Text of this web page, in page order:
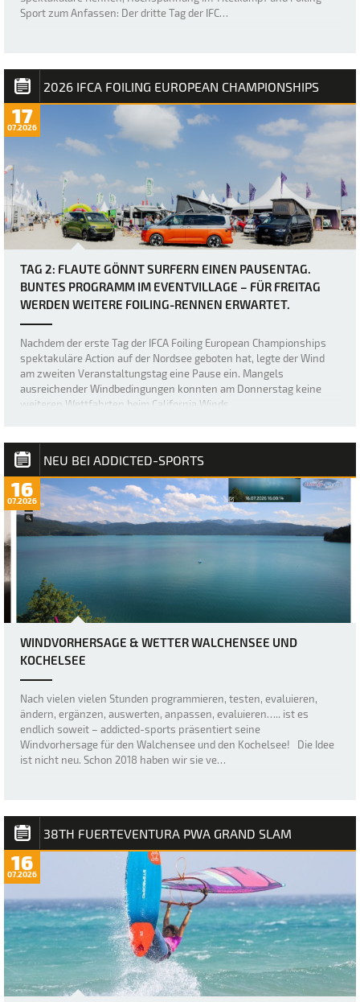
Sport zum Anfassen: Der dritte Tag der IFC…
2026 IFCA FOILING EUROPEAN CHAMPIONSHIPS
17
07.2026
TAG 2: FLAUTE GÖNNT SURFERN EINEN PAUSENTAG.
BUNTES PROGRAMM IM EVENTVILLAGE – FÜR FREITAG
WERDEN WEITERE FOILING-RENNEN ERWARTET.
Nachdem der erste Tag der IFCA Foiling European Championships
spektakuläre Action auf der Nordsee geboten hat, legte der Wind
am zweiten Veranstaltungstag eine Pause ein. Mangels
ausreichender Windbedingungen konnten am Donnerstag keine
weiteren Wettfahrten beim California Winds…
NEU BEI ADDICTED-SPORTS
16
07.2026
WINDVORHERSAGE & WETTER WALCHENSEE UND
KOCHELSEE
Nach vielen vielen Stunden programmieren, testen, evaluieren,
ändern, ergänzen, auswerten, anpassen, evaluieren….. ist es
endlich soweit – addicted-sports präsentiert seine
Windvorhersage für den Walchensee und den Kochelsee! Die Idee
ist nicht neu. Schon 2018 haben wir sie ve…
38TH FUERTEVENTURA PWA GRAND SLAM
16
07.2026